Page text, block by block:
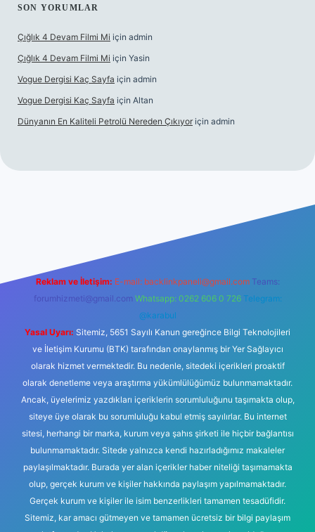
SON YORUMLAR
Çığlık 4 Devam Filmi Mi için admin
Çığlık 4 Devam Filmi Mi için Yasin
Vogue Dergisi Kaç Sayfa için admin
Vogue Dergisi Kaç Sayfa için Altan
Dünyanın En Kaliteli Petrolü Nereden Çıkıyor için admin
Reklam ve İletişim: E-mail: backlinkpaneli@gmail.com Teams:
forumhizmeti@gmail.com Whatsapp: 0262 606 0 726 Telegram:
@karabul
Yasal Uyarı: Sitemiz, 5651 Sayılı Kanun gereğince Bilgi Teknolojileri
ve İletişim Kurumu (BTK) tarafından onaylanmış bir Yer Sağlayıcı
olarak hizmet vermektedir. Bu nedenle, sitedeki içerikleri proaktif
olarak denetleme veya araştırma yükümlülüğümüz bulunmamaktadır.
Ancak, üyelerimiz yazdıkları içeriklerin sorumluluğunu taşımakta olup,
siteye üye olarak bu sorumluluğu kabul etmiş sayılırlar. Bu internet
sitesi, herhangi bir marka, kurum veya şahıs şirketi ile hiçbir bağlantısı
bulunmamaktadır. Sitede yalnızca kendi hazırladığımız makaleler
paylaşılmaktadır. Burada yer alan içerikler haber niteliği taşımamakta
olup, gerçek kurum ve kişiler hakkında paylaşım yapılmamaktadır.
Gerçek kurum ve kişiler ile isim benzerlikleri tamamen tesadüfidir.
Sitemiz, kar amacı gütmeyen ve tamamen ücretsiz bir bilgi paylaşım